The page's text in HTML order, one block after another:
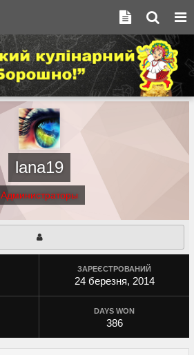
lana19
Администраторы
ЗАРЕЄСТРОВАНИЙ
24 березня, 2014
DAYS WON
386